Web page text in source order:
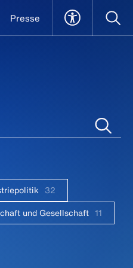
Presse
32
und Gesellschaft 11